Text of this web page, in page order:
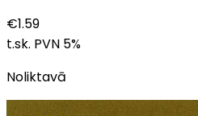
€1.59
t.sk. PVN 5%
Noliktavā